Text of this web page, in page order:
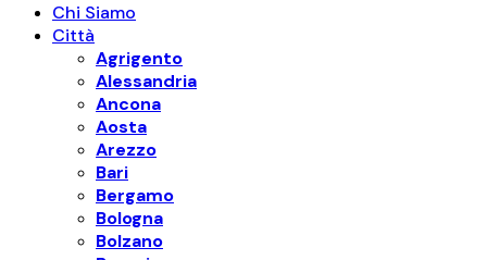
Chi Siamo
Città
Agrigento
Alessandria
Ancona
Aosta
Arezzo
Bari
Bergamo
Bologna
Bolzano